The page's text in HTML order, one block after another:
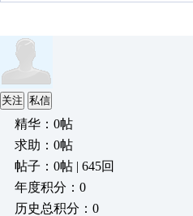
关注 私信
精华：0帖
求助：0帖
帖子：0帖 | 645回
年度积分：0
历史总积分：0